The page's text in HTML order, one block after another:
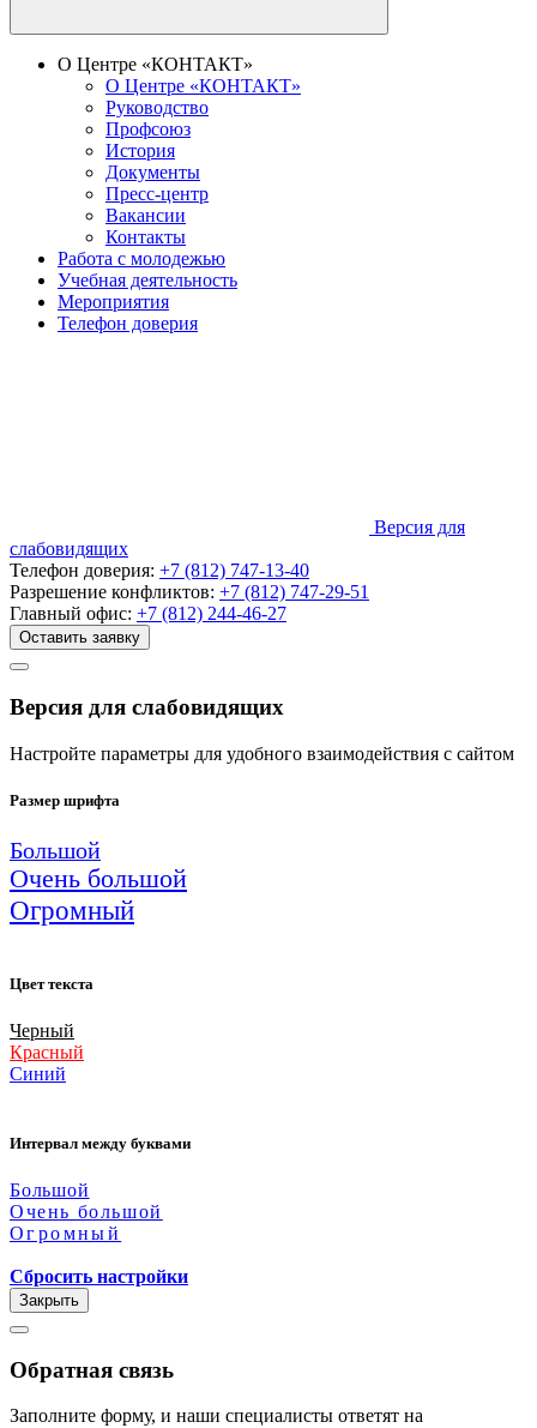
О Центре «КОНТАКТ»
О Центре «КОНТАКТ»
Руководство
Профсоюз
История
Документы
Пресс-центр
Вакансии
Контакты
Работа с молодежью
Учебная деятельность
Мероприятия
Телефон доверия
Версия для
слабовидящих
Телефон доверия: +7 (812) 747-13-40
Разрешение конфликтов: +7 (812) 747-29-51
Главный офис: +7 (812) 244-46-27
Оставить заявку
Версия для слабовидящих
Настройте параметры для удобного взаимодействия с сайтом
Размер шрифта
Большой
Очень большой
Огромный
Цвет текста
Черный
Красный
Синий
Интервал между буквами
Большой
Очень большой
Огромный
Сбросить настройки
Закрыть
Обратная связь
Заполните форму, и наши специалисты ответят на